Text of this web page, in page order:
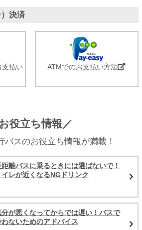
決済
支払い
ATMでのお支払い方法
役立ち情報／
バスのお役立ち情報が満載！
距離バスに乗るときには選ばないで！
イレが近くなるNGドリンク
分が悪くなってからでは遅い！バスで
わないためのアドバイス